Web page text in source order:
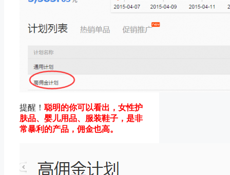
提醒！ 聪明的你可以看出，女性护
肤品、婴儿用品、服装鞋子，是非
常暴利的产品，佣金也高。